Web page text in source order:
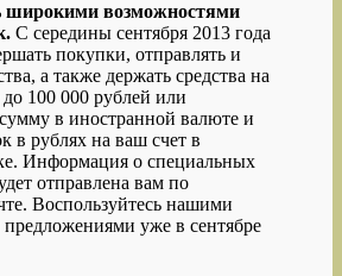
широкими возможностями
С середины сентября 2013 года
покупки, отправлять и
а также держать средства на
до 100 000 рублей или
в иностранной валюте и
в рублях на ваш счет в
Информация о специальных
отправлена вам по
Воспользуйтесь нашими
уже в сентябре